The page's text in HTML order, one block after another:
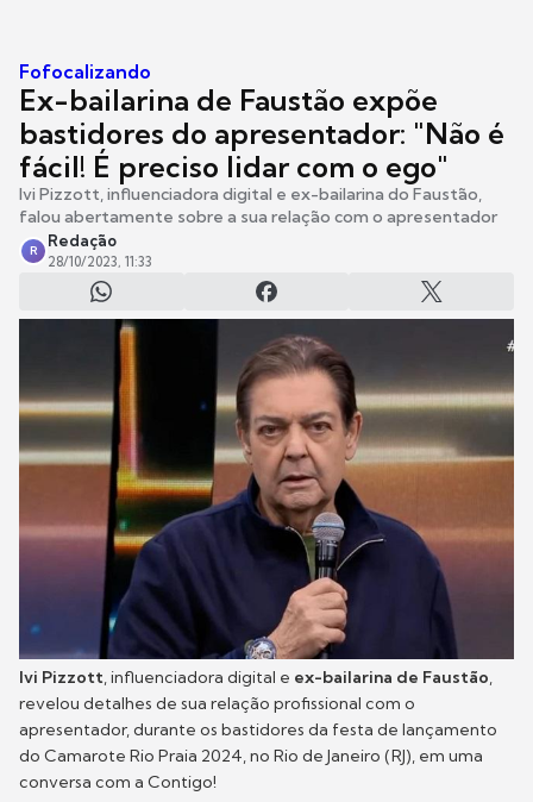
Fofocalizando
Ex-bailarina de Faustão expõe
bastidores do apresentador: "Não é
fácil! É preciso lidar com o ego"
Ivi Pizzott, influenciadora digital e ex-bailarina do Faustão,
falou abertamente sobre a sua relação com o apresentador
R
Redação
28/10/2023, 11:33
Ivi Pizzott, influenciadora digital e ex-bailarina de Faustão,
revelou detalhes de sua relação profissional com o
apresentador, durante os bastidores da festa de lançamento
do Camarote Rio Praia 2024, no Rio de Janeiro (RJ), em uma
conversa com a Contigo!